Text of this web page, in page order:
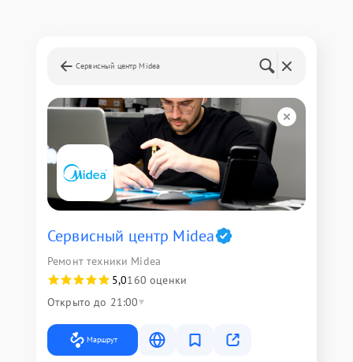
Сервисный центр Midea
Сервисный центр Midea
Ремонт техники Midea
5,0160 оценки
Открыто до 21:00
Маршрут